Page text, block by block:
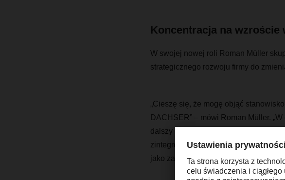
Koncentracja na wzroście
W swojej nowej roli Roman Müller
strategicznego rozwoju firmy do
„Cieszę się, że mogę objąć
DACHSER” ­– mówi Roman Müller.
dalszy rozwój w regionie Azji i
zintegrowane usługi logistyczne dla
jako zaufanego partnera logistycznego